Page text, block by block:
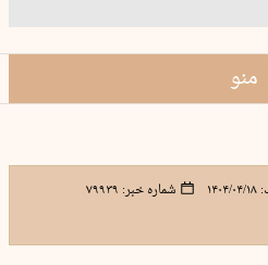
منو
۱۴۰۴/۰۴/۱۸ شماره خبر: ۷۹۹۳۹